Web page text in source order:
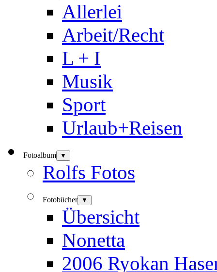
Allerlei
Arbeit/Recht
L + I
Musik
Sport
Urlaub+Reisen
Fotoalbum ▼
Rolfs Fotos
Fotobücher ▼
Übersicht
Nonetta
2006 Ryokan